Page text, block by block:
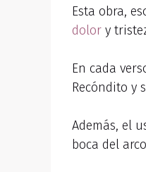
Esta obra,
dolor y
En cada
Recóndito y
Además, el
boca del